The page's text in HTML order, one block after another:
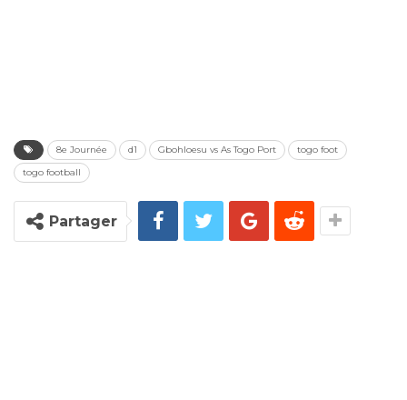
8e Journée d1 Gbohloesu vs As Togo Port
togo foot
togo football
Partager